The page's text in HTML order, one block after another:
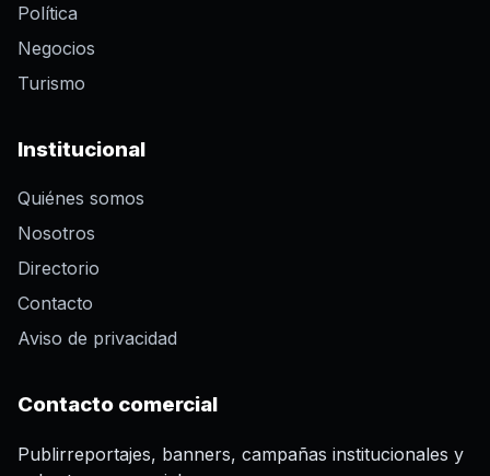
Política
Negocios
Turismo
Institucional
Quiénes somos
Nosotros
Directorio
Contacto
Aviso de privacidad
Contacto comercial
Publirreportajes, banners, campañas institucionales y